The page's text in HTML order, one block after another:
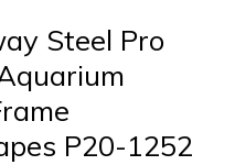
Steel Pro
P20-1252